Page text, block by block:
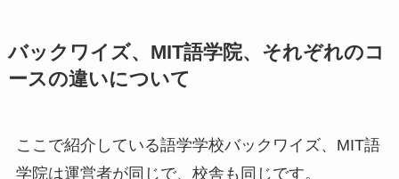
バックワイズ、MIT語学院、それぞれのコ
ースの違いについて
ここで紹介している語学学校バックワイズ、MIT語
学院は運営者が同じで、校舎も同じです。